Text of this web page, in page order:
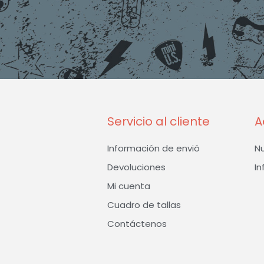
Servicio al cliente
Información de envió
Devoluciones
Mi cuenta
Cuadro de tallas
Contáctenos